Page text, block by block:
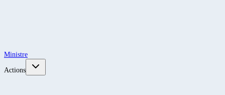
Ministre
Actions